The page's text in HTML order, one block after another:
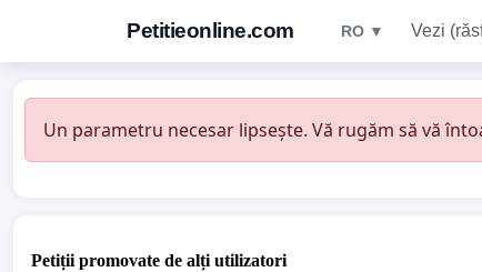
Petitieonline.com RO ▼ Vezi
Un parametru necesar lipsește. Vă rugăm să vă
Petiții promovate de alți utilizatori